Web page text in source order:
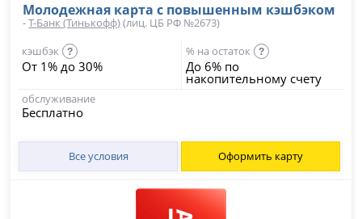
Молодежная карта с повышенным кэшбэком
-Т-Банк (Тинькофф)(лиц. ЦБ РФ №2673)
кэшбэк
?
От 1% до 30%
% на остаток ?
До 6% по
накопительному счету
обслуживание
Бесплатно
Все условия Оформить карту